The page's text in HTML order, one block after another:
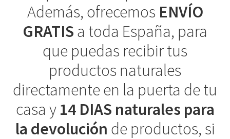
Además, ofrecemos ENVÍO
GRATIS a toda España, para
que puedas recibir tus
productos naturales
directamente en la puerta de tu
casa y 14 DIAS naturales para
la devolución de productos, si